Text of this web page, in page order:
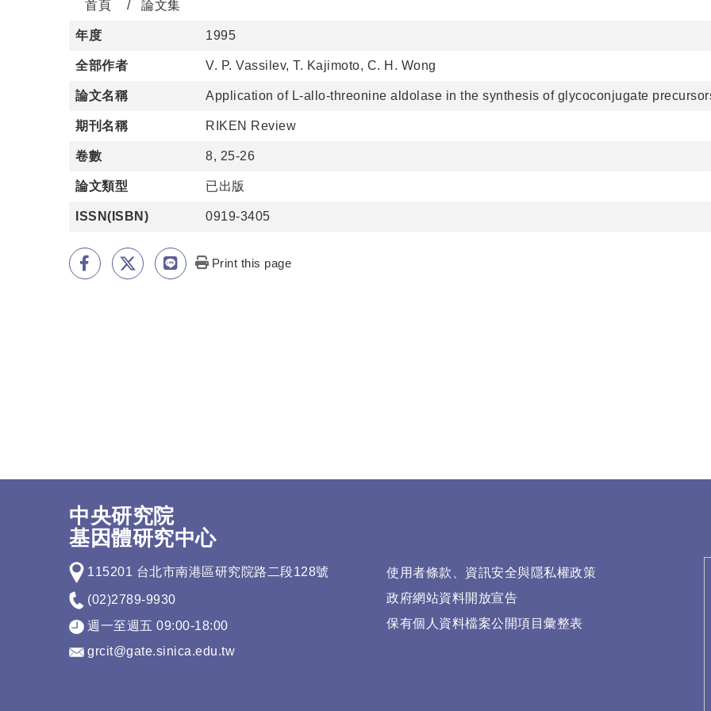
首頁 論文集
年度 1995
全部作者 V. P. Vassilev, T. Kajimoto, C. H. Wong
論文名稱 Application of L-allo-threonine aldolase in the synthesis of glycoconjugate
期刊名稱 RIKEN Review
卷數 8, 25-26
論文類型 已出版
ISSN(ISBN) 0919-3405
Print this page
中央研究院
基因體研究中心
115201 台北市南港區研究院路二段128號
(02)2789-9930
週一至週五 09:00-18:00
grcit@gate.sinica.edu.tw
使用者條款、資訊安全與隱私權政策
政府網站資料開放宣告
保有個人資料檔案公開項目彙整表